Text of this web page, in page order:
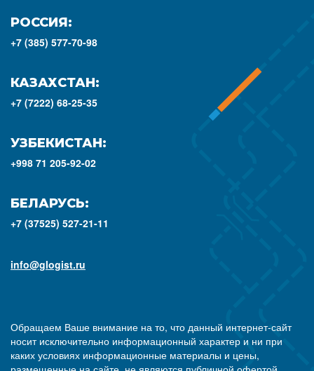
РОССИЯ:
+7 (385) 577-70-98
КАЗАХСТАН:
+7 (7222) 68-25-35
УЗБЕКИСТАН:
+998 71 205-92-02
БЕЛАРУСЬ:
+7 (37525) 527-21-11
info@glogist.ru
Обращаем Ваше внимание на то, что данный интернет-сайт
носит исключительно информационный характер и ни при
каких условиях информационные материалы и цены,